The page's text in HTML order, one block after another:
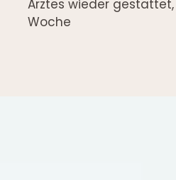
Arztes wieder gestattet,
Woche